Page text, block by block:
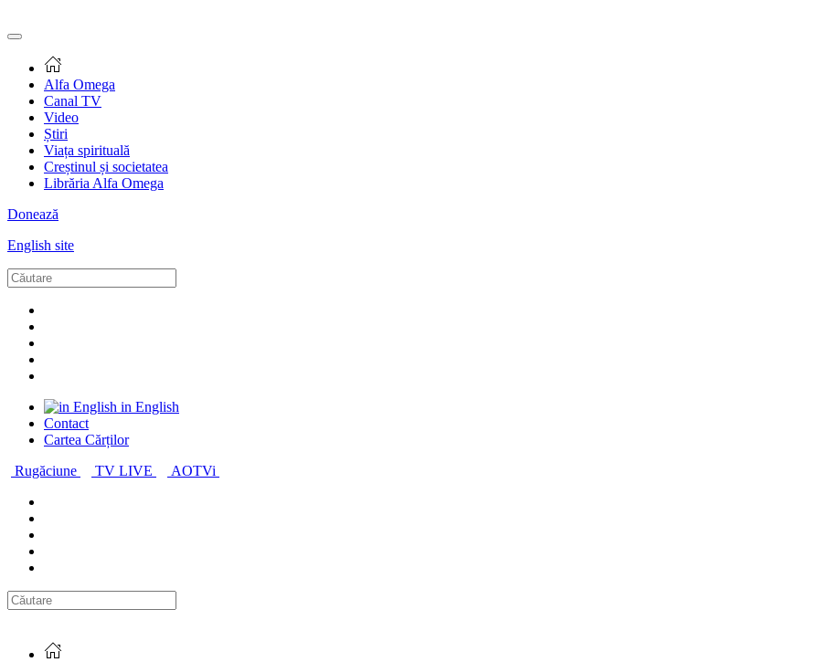
Alfa Omega
Canal TV
Video
Știri
Viața spirituală
Creștinul și societatea
Librăria Alfa Omega
Donează
English site
in English
Contact
Cartea Cărților
Rugăciune
TV LIVE AOTVi